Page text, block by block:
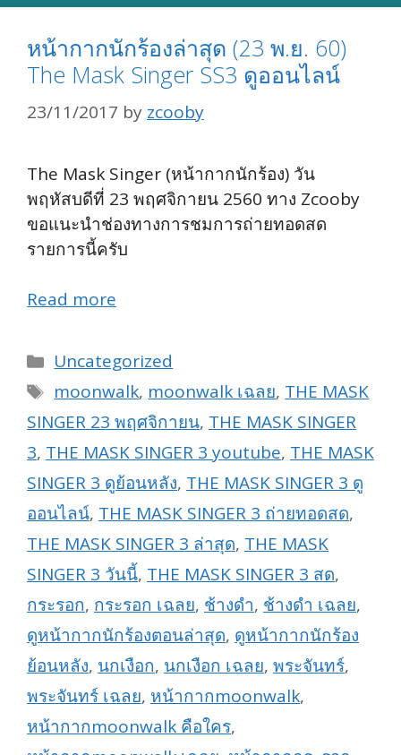
หน้ากากนักร้องล่าสุด (23 พ.ย. 60)
The Mask Singer SS3 ดูออนไลน์
23/11/2017 by zcooby
The Mask Singer (หน้ากากนักร้อง) วัน
พฤหัสบดีที่ 23 พฤศจิกายน 2560 ทาง Zcooby
ขอแนะนำช่องทางการชมการถ่ายทอดสด
รายการนี้ครับ
Read more
Categories
Uncategorized
Tags
moonwalk, moonwalk เฉลย, THE MASK
SINGER 23 พฤศจิกายน, THE MASK SINGER
3, THE MASK SINGER 3 youtube, THE MASK
SINGER 3 ดูย้อนหลัง, THE MASK SINGER 3 ดู
ออนไลน์, THE MASK SINGER 3 ถ่ายทอดสด,
THE MASK SINGER 3 ล่าสุด, THE MASK
SINGER 3 วันนี้, THE MASK SINGER 3 สด,
กระรอก, กระรอก เฉลย, ช้างดำ, ช้างดำ เฉลย,
ดูหน้ากากนักร้องตอนล่าสุด, ดูหน้ากากนักร้อง
ย้อนหลัง, นกเงือก, นกเงือก เฉลย, พระจันทร์,
พระจันทร์ เฉลย, หน้ากากmoonwalk,
หน้ากากmoonwalk คือใคร,